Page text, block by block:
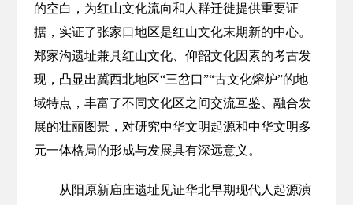
的空白，为红山文化流向和人群迁徙提供重要证
据，实证了张家口地区是红山文化末期新的中心。
郑家沟遗址兼具红山文化、仰韶文化因素的考古发
现，凸显出冀西北地区“三岔口”“古文化熔炉”的地
域特点，丰富了不同文化区之间交流互鉴、融合发
展的壮丽图景，对研究中华文明起源和中华文明多
元一体格局的形成与发展具有深远意义。
从阳原新庙庄遗址见证华北早期现代人起源演